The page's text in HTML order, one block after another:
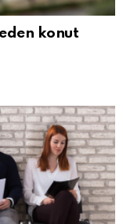
konut